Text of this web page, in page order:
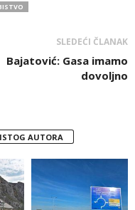
SLEDEĆI ČLANAK
Bajatović: Gasa imamo
dovoljno
AUTORA